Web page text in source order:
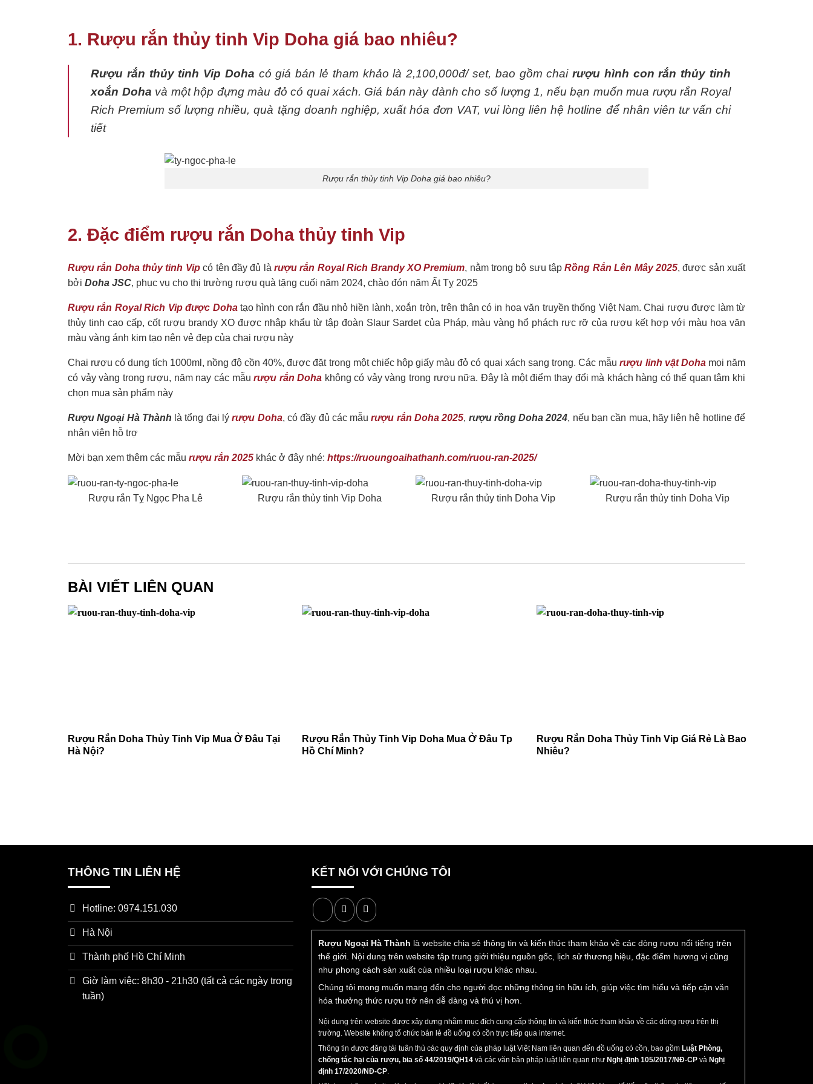
1. Rượu rắn thủy tinh Vip Doha giá bao nhiêu?
Rượu rắn thủy tinh Vip Doha có giá bán lẻ tham khảo là 2,100,000đ/ set, bao gồm chairượu hình con rắn thủy tinh
xoắn Doha và một hộp đựng màu đỏ có quai xách. Giá bán này dành cho số lượng 1, nếu bạn muốn mua rượu rắn Royal
Rich Premium số lượng nhiều, quà tặng doanh nghiệp, xuất hóa đơn VAT, vui lòng liên hệ hotline để nhân viên tư vấn chi
tiết
Rượu rắn thủy tinh Vip Doha giá bao nhiêu?
2. Đặc điểm rượu rắn Doha thủy tinh Vip
Rượu rắn Doha thủy tinh Vipcó tên đầy đủ làrượu rắn Royal Rich Brandy XO Premium, nằm trong bộ sưu tậpRồng Rắn Lên Mây 2025, được sản xuất
bởi Doha JSC, phục vụ cho thị trường rượu quà tặng cuối năm 2024, chào đón năm Ất Tỵ 2025
Rượu rắn Royal Rich Vip được Doha tạo hình con rắn đầu nhỏ hiền lành, xoắn tròn, trên thân có in hoa văn truyền thống Việt Nam. Chai rượu được làm từ
thủy tinh cao cấp, cốt rượu brandy XO được nhập khẩu từ tập đoàn Slaur Sardet của Pháp, màu vàng hổ phách rực rỡ của rượu kết hợp với màu hoa văn
màu vàng ánh kim tạo nên vẻ đẹp của chai rượu này
Chai rượu có dung tích 1000ml, nồng độ cồn 40%, được đặt trong một chiếc hộp giấy màu đỏ có quai xách sang trọng. Các mẫu rượu linh vật Dohamọi năm
có vảy vàng trong rượu, năm nay các mẫu rượu rắn Doha không có vảy vàng trong rượu nữa. Đây là một điểm thay đổi mà khách hàng có thể quan tâm khi
chọn mua sản phẩm này
Rượu Ngoại Hà Thành là tổng đại lý rượu Doha, có đầy đủ các mẫurượu rắn Doha 2025, rượu rồng Doha 2024, nếu bạn cần mua, hãy liên hệ hotline để
nhân viên hỗ trợ
Mời bạn xem thêm các mẫu rượu rắn 2025 khác ở đây nhé: https://ruoungoaihathanh.com/ruou-ran-2025/
Rượu rắn Tỵ Ngọc Pha Lê Rượu rắn thủy tinh Vip Doha Rượu rắn thủy tinh Doha Vip Rượu rắn thủy tinh Doha Vip
BÀI VIẾT LIÊN QUAN
Rượu Rắn Doha Thủy Tinh Vip Mua Ở Đâu Tại
Hà Nội?
Rượu Rắn Thủy Tinh Vip Doha Mua Ở Đâu Tp
Hồ Chí Minh?
Rượu Rắn Doha Thủy Tinh Vip Giá Rẻ Là Bao
Nhiêu?
THÔNG TIN LIÊN HỆ
Hotline: 0974.151.030
Hà Nội
Thành phố Hồ Chí Minh
Giờ làm việc: 8h30 - 21h30 (tất cả các ngày trong
tuần)
KẾT NỐI VỚI CHÚNG TÔI
Rượu Ngoại Hà Thành là website chia sẻ thông tin và kiến thức tham khảo về các dòng rượu nổi tiếng trên
thế giới. Nội dung trên website tập trung giới thiệu nguồn gốc, lịch sử thương hiệu, đặc điểm hương vị cũng
như phong cách sản xuất của nhiều loại rượu khác nhau.
Chúng tôi mong muốn mang đến cho người đọc những thông tin hữu ích, giúp việc tìm hiểu và tiếp cận văn
hóa thưởng thức rượu trở nên dễ dàng và thú vị hơn.
Nội dung trên website được xây dựng nhằm mục đích cung cấp thông tin và kiến thức tham khảo về các dòng rượu trên thị
trường. Website không tổ chức bán lẻ đồ uống có cồn trực tiếp qua internet.
Thông tin được đăng tải tuân thủ các quy định của pháp luật Việt Nam liên quan đến đồ uống có cồn, bao gồm Luật Phòng,
chống tác hại của rượu, bia số 44/2019/QH14 và các văn bản pháp luật liên quan như Nghị định 105/2017/NĐ-CP và Nghị
định 17/2020/NĐ-CP.